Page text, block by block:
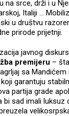
na srce, drži i u
Italiji ...
u društvu
prirode prijetnji.
javnog
premijeru –
sa Mandićem
garantuju
partija grade
bi sad imali luksuz